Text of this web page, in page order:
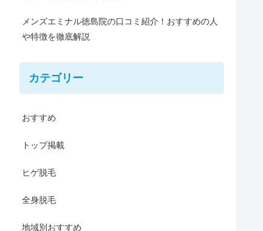
メンズエミナル徳島院の口コミ紹介！おすすめの人
や特徴を徹底解説
カテゴリー
おすすめ
トップ掲載
ヒゲ脱毛
全身脱毛
地域別おすすめ